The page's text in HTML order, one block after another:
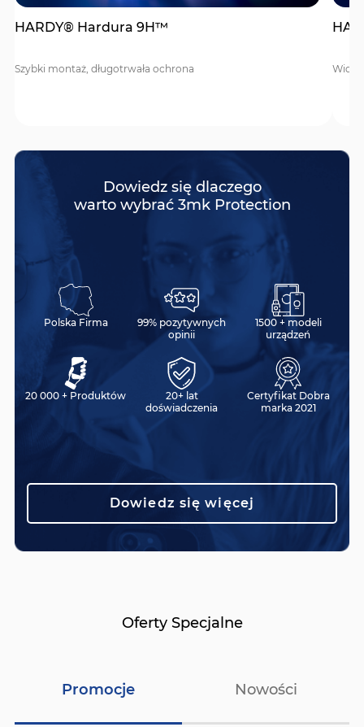
HARDY® Hardura 9H™
Szybki montaż, długotrwała ochrona
Dowiedz się dlaczego
warto wybrać 3mk Protection
Polska Firma
99% pozytywnych
opinii
1500 + modeli
urządzeń
20 000 + Produktów
20+ lat
doświadczenia
Certyfikat Dobra
marka 2021
Dowiedz się więcej
Oferty Specjalne
Promocje Nowości